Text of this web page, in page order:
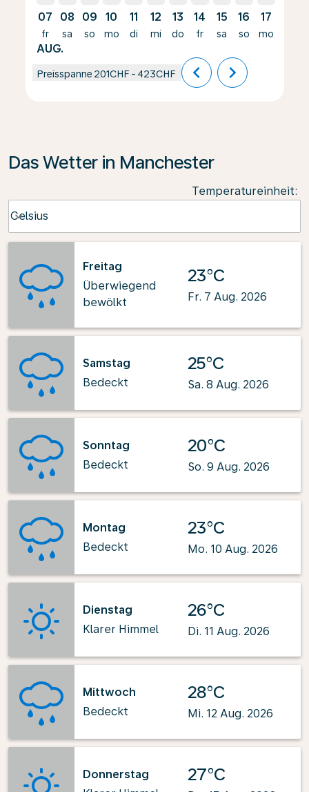
07
fr
AUG.
08
sa
09
so
10
mo
11
di
12
mi
13
do
14
fr
15
sa
16
so
17
mo
Preisspanne 201CHF - 423CHF chevron_left chevron_right
Das Wetter in Manchester
Temperatureinheit:
Celsius
keyboard_arrow_down
Freitag
Überwiegend
bewölkt
23°C
Fr. 7 Aug. 2026
Samstag
Bedeckt
25°C
Sa. 8 Aug. 2026
Sonntag
Bedeckt
20°C
So. 9 Aug. 2026
Montag
Bedeckt
23°C
Mo. 10 Aug. 2026
Dienstag
Klarer Himmel
26°C
Di. 11 Aug. 2026
Mittwoch
Bedeckt
28°C
Mi. 12 Aug. 2026
Donnerstag
27°C